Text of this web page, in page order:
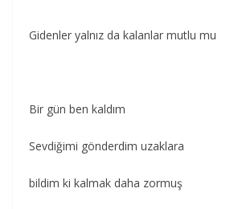
Gidenler yalnız da kalanlar mutlu mu
Bir gün ben kaldım
Sevdiğimi gönderdim uzaklara
bildim ki kalmak daha zormuş